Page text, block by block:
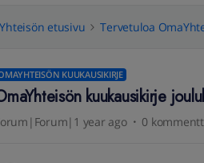
etusivu Tervetuloa
KUUKAUSIKIRJE
kuukausikirje
year ago 0